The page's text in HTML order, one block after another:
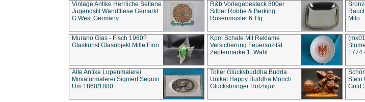
Vintage Antike Herrliche Seltene
Jugendstil Wandfliese Gemarkt
G West Germany
R&b Vorlegebesteck 800er
Silber Robbe & Berking
Rosenmuster 6 Tlg.
Milo
Murano Glas - Fisch 1960?
Glaskunst Glasobjekt Mille Fiori
Kpm Schale Mit Reklame
Versicherung Feuersozität
Zeptermarke 1. Wahl
1774
Alte Antike Lupenmalerei
Miniaturmalerei Signiert Seguin
Um 1860/1880
Toller Glücksbuddha Budda
Unikat Happy Buddha Mönch
Glücksbringer Holzfigur
Stein
Gold